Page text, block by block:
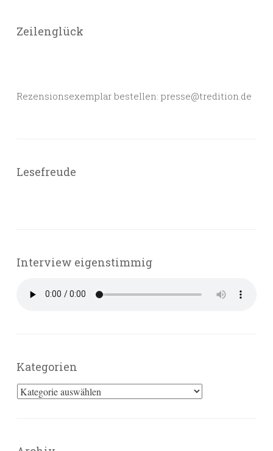
Zeilenglück
Rezensionsexemplar bestellen: presse@tredition.de
Lesefreude
Interview eigenstimmig
Kategorien
Kategorien